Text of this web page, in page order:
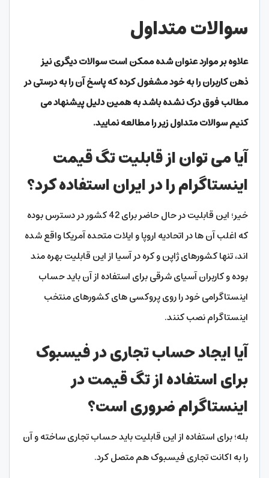
سوالات متداول
علاوه بر موارد عنوان شده ممکن است سوالات دیگری نیز
ذهن کاربران را به خود مشغول کرده که پاسخ آن را به درستی در
مطالب فوق درک نشده باشد به همین دلیل پیشنهاد می
کنیم سوالات متداول زیر را مطالعه نمایید.
آیا می توان از قابلیت تگ قیمت
اینستاگرام را در ایران استفاده کرد؟
خیر؛ این قابلیت در حال حاضر برای 42 کشور در دسترس بوده
که اغلب آن ها در اتحادیه اروپا و ایلات متحده آمریکا واقع شده
اند، تنها کشورهای ژاپن و کره در آسیا از این قابلیت بهره مند
بوده و کاربران آسیای شرقی برای استفاده از آن باید حساب
اینستاگرامی خود را روی پروکسی های کشورهای منتخب
اینستاگرام نصب کنند.
آیا ایجاد حساب تجاری در فیسبوک
برای استفاده از تگ قیمت در
اینستاگرام ضروری است؟
بله؛ برای استفاده از این قابلیت باید حساب تجاری ساخته و آن
را به اکانت تجاری فیسبوک هم متصل کرد.